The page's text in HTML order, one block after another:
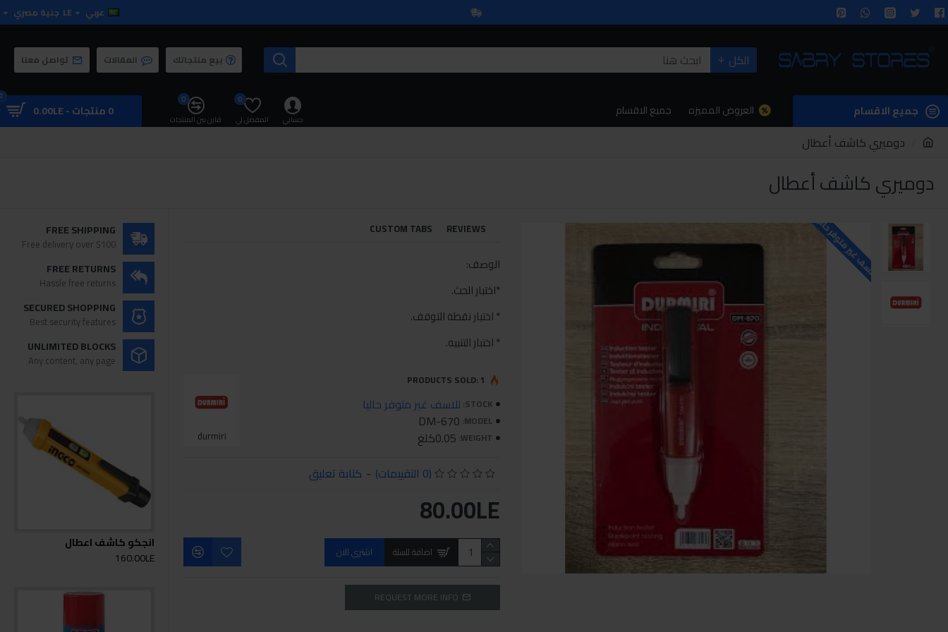
عربي LE جنية مصري
الكل بيع منتجاتك المقالات تواصل معنا
جميع الاقسام العروض المميزه جميع الاقسام
حسابي المفضل لي
0
قارن بين المنتجات
0
0 منتجات - 0.00LE
دوميري كاشف أعطال
دوميري كاشف أعطال
للاسف غير متوفر حاليا REVIEWS
CUSTOM TABS
الوصف:
*اختبار الحث.
* اختبار نقطة التوقف.
* اختبار التنبيه.
STOCK: للاسف غير متوفر حاليا
MODEL:
DM-670
WEIGHT: 0.05كلغ durmiri
PRODUCTS SOLD: 1
(0 التقييمات) - كتابة تعليق
80.00LE
اضافة للسلة اشتري الان
REQUEST MORE INFO
FREE SHIPPING
Free delivery over $100
FREE RETURNS
Hassle free returns
SECURED SHOPPING
Best security features
UNLIMITED BLOCKS
Any content, any page
انجكو كاشف اعطال
160.00LE